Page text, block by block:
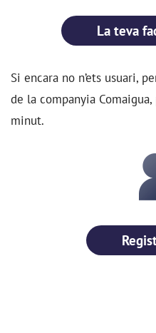
La teva
Si encara no n’ets usuari,
de la companyia Comaigua
minut.